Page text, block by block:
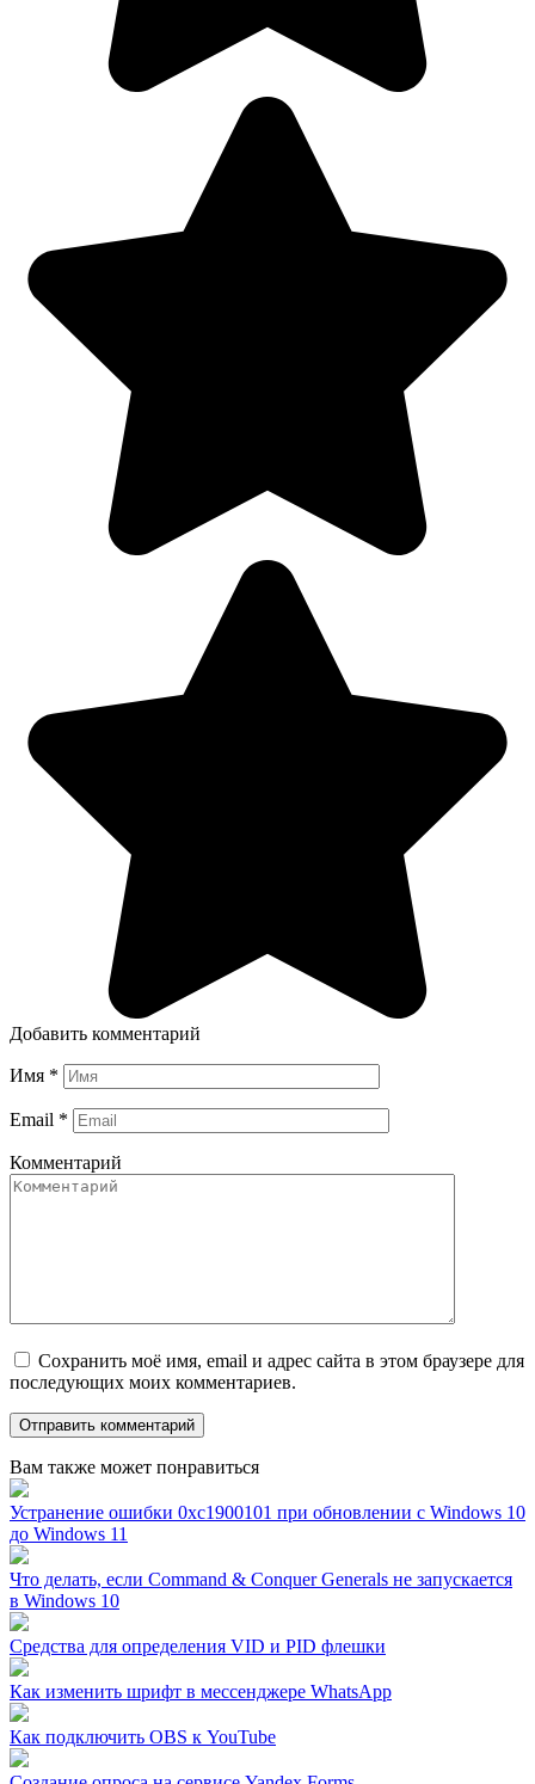
Добавить комментарий
Имя *
Email *
Комментарий
Сохранить моё имя, email и адрес сайта в этом браузере для
последующих моих комментариев.
Вам также может понравиться
Устранение ошибки 0xc1900101 при обновлении с Windows 10
до Windows 11
Что делать, если Command & Conquer Generals не запускается
в Windows 10
Средства для определения VID и PID флешки
Как изменить шрифт в мессенджере WhatsApp
Как подключить OBS к YouTube